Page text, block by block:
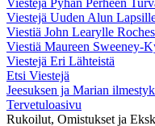
Viestejä Uuden Alun
Viestiä John Learylle
Viestiä Maureen Sweeney-
Viestejä Eri Lähteistä
Etsi Viestejä
Jeesuksen ja Marian
Tervetuloasivu
Rukoilut, Omistukset ja